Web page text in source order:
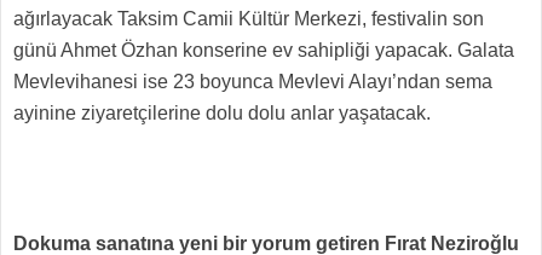
ağırlayacak Taksim Camii Kültür Merkezi, festivalin son
günü Ahmet Özhan konserine ev sahipliği yapacak. Galata
Mevlevihanesi ise 23 boyunca Mevlevi Alayı’ndan sema
ayinine ziyaretçilerine dolu dolu anlar yaşatacak.
Dokuma sanatına yeni bir yorum getiren Fırat Neziroğlu